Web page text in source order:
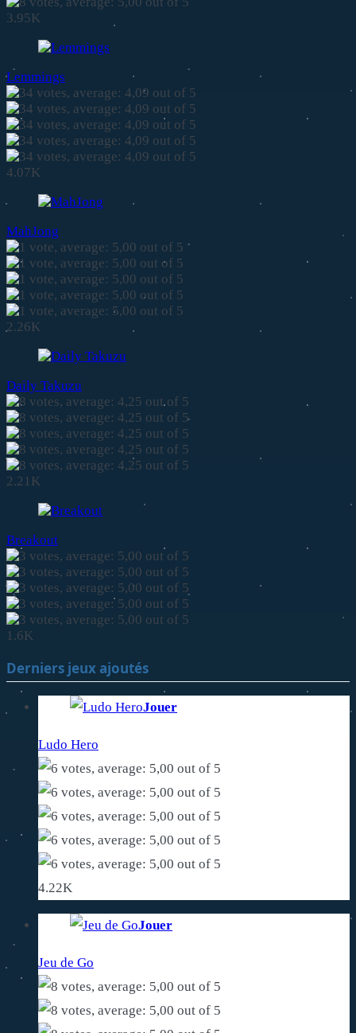
3.95K
Lemmings
4.07K
MahJong
2.26K
Daily Takuzu
2.21K
Breakout
1.6K
Derniers jeux ajoutés
Jouer
Ludo Hero
4.22K
Jouer
Jeu de Go